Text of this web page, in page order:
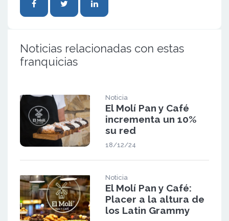
Noticias relacionadas con estas
franquicias
Noticia
El Molí Pan y Café
incrementa un 10%
su red
18/12/24
Noticia
El Molí Pan y Café:
Placer a la altura de
los Latin Grammy